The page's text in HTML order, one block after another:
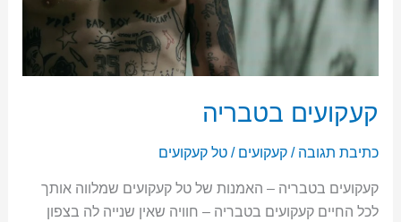
סמן קישורים
לאפס
את
האפשרויות
cached
הצהרת נגישותקעקועים בטבריה
כתיבת תגובה / קעקועים / טל קעקועים
קעקועים בטבריה – האמנות של טל קעקועים שמלווה אותך
לכל החיים קעקועים בטבריה – חוויה שאין שנייה לה בצפון